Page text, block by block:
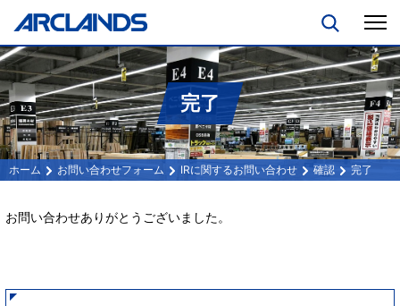
お問い合わせフォーム IRに関するお問い合わせ 確認 完了
完了
お問い合わせありがとうございました。